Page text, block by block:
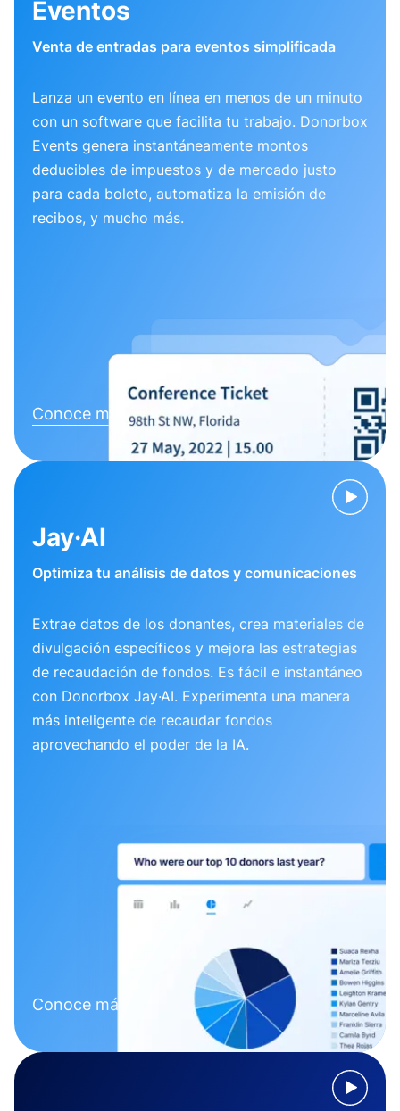
Eventos
Venta de entradas para eventos simplificada
Lanza un evento en línea en menos de un minuto
con un software que facilita tu trabajo. Donorbox
Events genera instantáneamente montos
deducibles de impuestos y de mercado justo
para cada boleto, automatiza la emisión de
recibos, y mucho más.
Conoce más
Jay·AI
Optimiza tu análisis de datos y comunicaciones
Extrae datos de los donantes, crea materiales de
divulgación específicos y mejora las estrategias
de recaudación de fondos. Es fácil e instantáneo
con Donorbox Jay·AI. Experimenta una manera
más inteligente de recaudar fondos
aprovechando el poder de la IA.
Conoce más